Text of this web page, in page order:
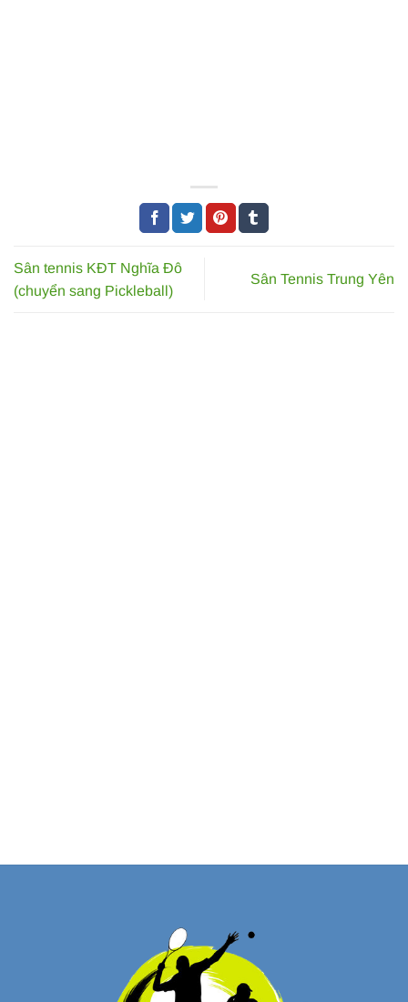
Sân tennis KĐT Nghĩa Đô
(chuyển sang Pickleball)
Sân Tennis Trung Yên